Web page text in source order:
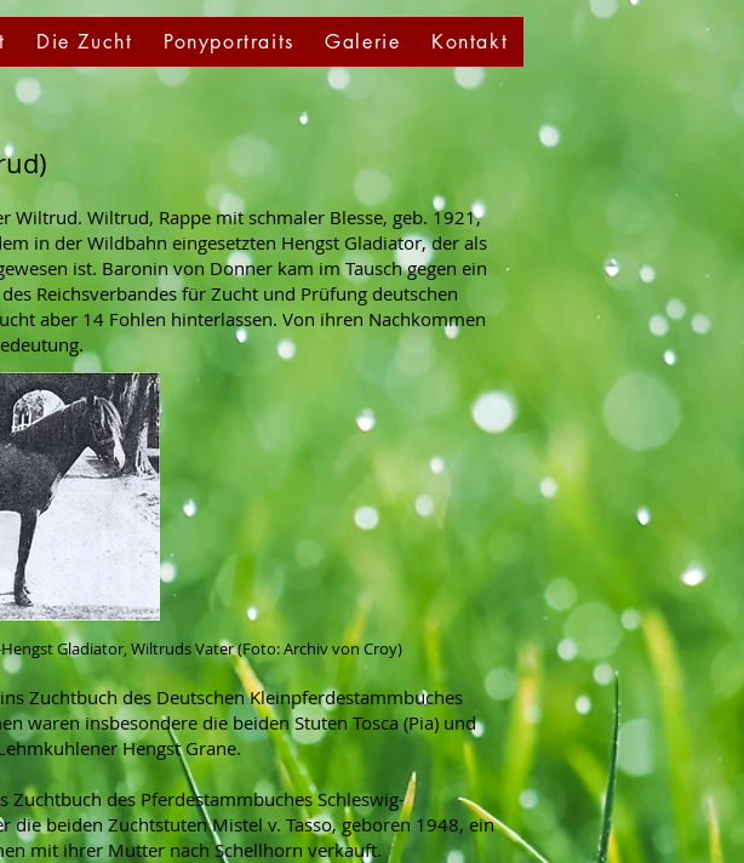
Die Zucht Ponyportraits Galerie Kontakt
Wiltrud. Wiltrud, Rappe mit schmaler Blesse, geb. 1921,
in der Wildbahn eingesetzten Hengst Gladiator, der als
ist. Baronin von Donner kam im Tausch gegen ein
Reichsverbandes für Zucht und Prüfung deutschen
aber 14 Fohlen hinterlassen. Von ihren Nachkommen
Gladiator, Wiltruds Vater (Foto: Archiv von Croy)
Zuchtbuch des Deutschen Kleinpferdestammbuches
waren insbesondere die beiden Stuten Tosca (Pia) und
Hengst Grane.
des Pferdestammbuches Schleswig-
beiden Zuchtstuten Mistel v. Tasso, geboren 1948, ein
mit ihrer Mutter nach Schellhorn verkauft.